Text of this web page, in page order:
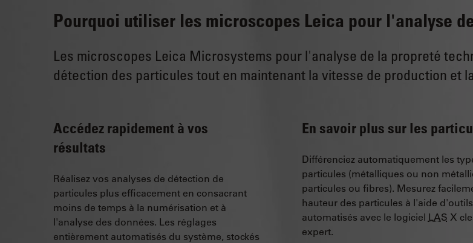
Pourquoi utiliser les microscopes Leica pour l'analyse
Les microscopes Leica Microsystems pour l'analyse de la propreté
détection des particules tout en maintenant la vitesse de production et
Accédez rapidement à vos
résultats
Réalisez vos analyses de détection de
particules plus efficacement en consacrant
moins de temps à la numérisation et à
l'analyse des données. Les réglages
entièrement automatisés du système, stockés
En savoir plus sur les
Différenciez automatiquement les
particules (métalliques ou non
particules ou fibres). Mesurez
hauteur des particules à l'aide d'outils
automatisés avec le logiciel LAS X
expert.